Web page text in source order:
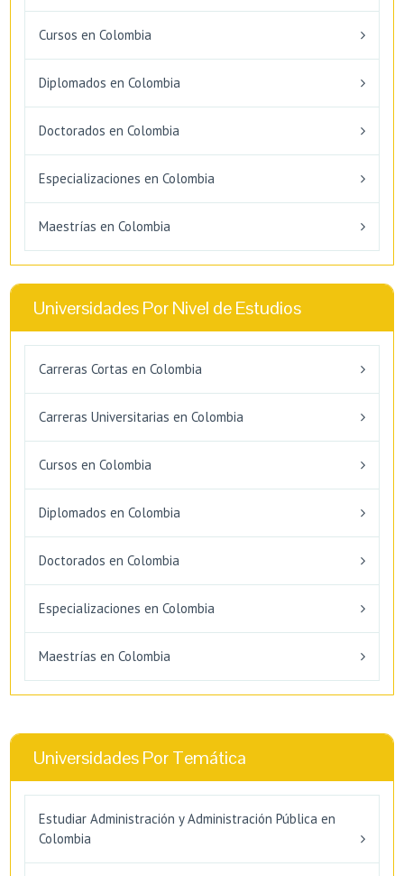
Cursos en Colombia
Diplomados en Colombia
Doctorados en Colombia
Especializaciones en Colombia
Maestrías en Colombia
Universidades Por Nivel de Estudios
Carreras Cortas en Colombia
Carreras Universitarias en Colombia
Cursos en Colombia
Diplomados en Colombia
Doctorados en Colombia
Especializaciones en Colombia
Maestrías en Colombia
Universidades Por Temática
Estudiar Administración y Administración Pública en
Colombia